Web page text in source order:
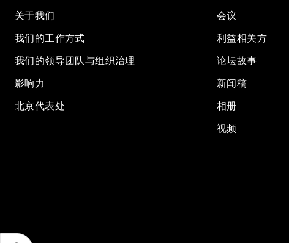
关于我们
我们的工作方式
我们的领导团队与组织治理
影响力
北京代表处
会议
利益相关方
论坛故事
新闻稿
相册
视频